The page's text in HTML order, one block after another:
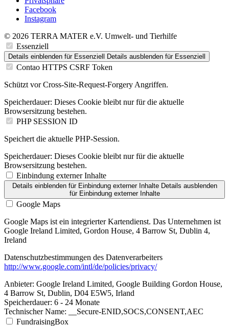
Facebook
Instagram
© 2026 TERRA MATER e.V. Umwelt- und Tierhilfe
Essenziell
Details einblenden für Essenziell Details ausblenden für Essenziell
Contao HTTPS CSRF Token
Schützt vor Cross-Site-Request-Forgery Angriffen.
Speicherdauer: Dieses Cookie bleibt nur für die aktuelle
Browsersitzung bestehen.
PHP SESSION ID
Speichert die aktuelle PHP-Session.
Speicherdauer: Dieses Cookie bleibt nur für die aktuelle
Browsersitzung bestehen.
Einbindung externer Inhalte
Details einblendenfür Einbindung externer Inhalte Details ausblenden
für Einbindung externer Inhalte
Google Maps
Google Maps ist ein integrierter Kartendienst. Das Unternehmen ist
Google Ireland Limited, Gordon House, 4 Barrow St, Dublin 4,
Ireland
Datenschutzbestimmungen des Datenverarbeiters
http://www.google.com/intl/de/policies/privacy/
Anbieter: Google Ireland Limited, Google Building Gordon House,
4 Barrow St, Dublin, D04 E5W5, Irland
Speicherdauer: 6 - 24 Monate
Technischer Name: __Secure-ENID,SOCS,CONSENT,AEC
FundraisingBox